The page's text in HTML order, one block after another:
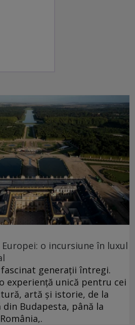
o incursiune în luxul
generații întregi.
experiență unică pentru cei
artă și istorie, de la
Budapesta, până la